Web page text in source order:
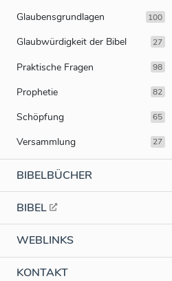
Glaubensgrundlagen 100
Glaubwürdigkeit der Bibel 27
Praktische Fragen 98
Prophetie 82
Schöpfung 65
Versammlung 27
BIBELBÜCHER
BIBEL
WEBLINKS
KONTAKT